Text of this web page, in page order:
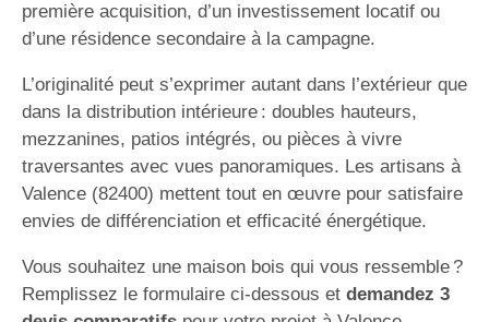
première acquisition, d’un investissement locatif ou
d’une résidence secondaire à la campagne.
L’originalité peut s’exprimer autant dans l’extérieur que
dans la distribution intérieure : doubles hauteurs,
mezzanines, patios intégrés, ou pièces à vivre
traversantes avec vues panoramiques. Les artisans à
Valence (82400) mettent tout en œuvre pour satisfaire
envies de différenciation et efficacité énergétique.
Vous souhaitez une maison bois qui vous ressemble ?
Remplissez le formulaire ci-dessous et demandez 3